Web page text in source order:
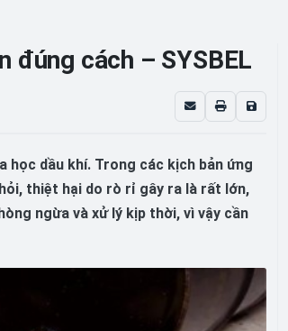
đúng cách – SYSBEL
học dầu khí. Trong các kịch bản ứng
thiệt hại do rò rỉ gây ra là rất lớn,
ngừa và xử lý kịp thời, vì vậy cần